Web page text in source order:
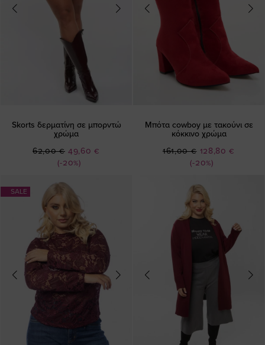
Skorts δερματίνη σε μπορντώ
χρώμα
(-20%)
Ειδική
Τιμή
49,60 €
62,00 €
Μπότα cowboy με τακούνι σε
κόκκινο χρώμα
(-20%)
Ειδική
Τιμή
128,80 €
161,00 €
SALE